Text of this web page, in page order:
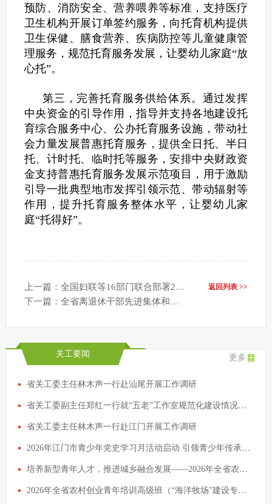
预防、消防安全、营养喂养等标准，支持医疗
卫生机构开展订单签约服务，向托育机构提供
卫生保健、膳食营养、疾病防控等儿童健康管
理服务，规范托育服务发展，让婴幼儿家庭“放
心托”。
第三，完善托育服务供给体系。通过发挥
中央资金的引导作用，指导并支持各地建设托
育综合服务中心、公办托育服务设施，带动社
会力量发展普惠托育服务，提供全日托、半日
托、计时托、临时托等服务，安排中央财政资
金支持普惠托育服务发展示范项目，用于激励
引导一批典型地市发挥引领示范、带动辐射等
作用，提升托育服务整体水平，让婴幼儿家
庭“托得好”。
返回列表 >>
上一篇：全国妇联等16部门联合部署2026暑期儿童关爱服务活动
下一篇：全省离退休干部先进集体和先进个人表彰会议举行 黄坤明会见受表彰代表
关工要闻 更多
省关工委主任林木声一行赴汕尾开展工作调研
省关工委副主任郑红一行就“五老”工作室规范化建设情况开展专题调研
省关工委主任林木声一行赴江门开展工作调研
2026年江门市青少年党史学习月活动启动 引领青少年传承红色基因争做时代新人
培养新型青年人才，推进城乡融合发展——2026年全省农村创业青年培训高级班在清远开班
2026年全省农村创业青年培训高级班（“海洋牧场”建设专题）开班